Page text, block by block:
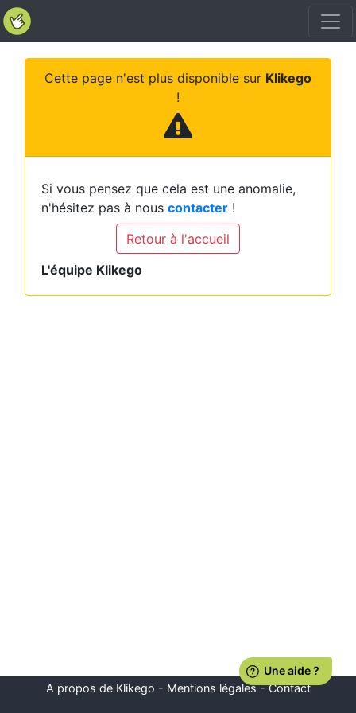
Cette page n'est plus disponible sur Klikego
!
Si vous pensez que cela est une anomalie,
n'hésitez pas à nous contacter !
Retour à l'accueil
L'équipe Klikego
A propos de Klikego - Mentions légales-Contact